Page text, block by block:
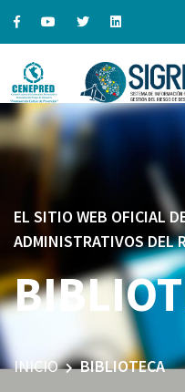
EL SITIO WEB OFICIAL
ADMINISTRATIVOS DEL
INICIO BIBLIOTECA